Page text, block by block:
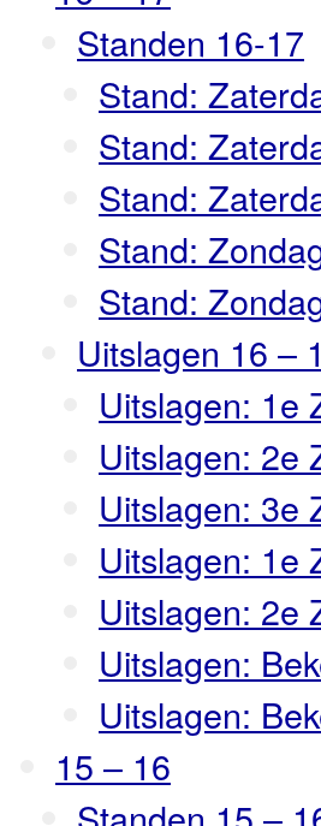
Standen 16-17
Stand:
Stand:
Stand:
Stand:
Stand:
Uitslagen 16 –
Uitslagen: 1e
Uitslagen: 2e
Uitslagen: 3e
Uitslagen: 1e
Uitslagen: 2e
Uitslagen:
Uitslagen:
15 – 16